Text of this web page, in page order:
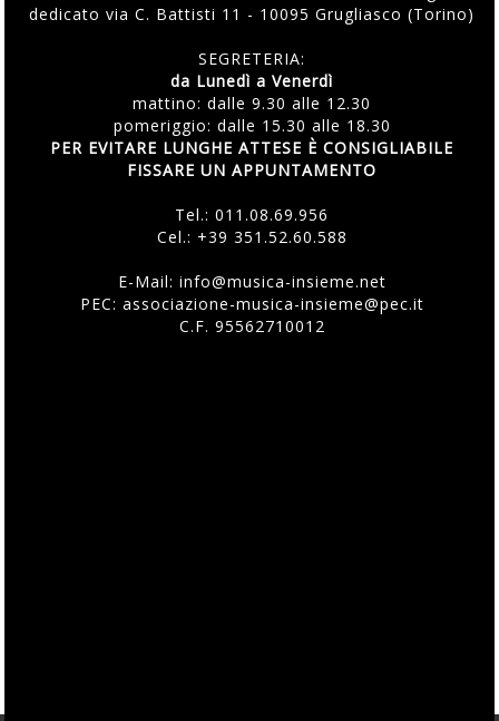
dedicato via C. Battisti 11 - 10095 Grugliasco (Torino)
SEGRETERIA:
da Lunedì a Venerdì
mattino: dalle 9.30 alle 12.30
pomeriggio: dalle 15.30 alle 18.30
PER EVITARE LUNGHE ATTESE È CONSIGLIABILE
FISSARE UN APPUNTAMENTO
Tel.:011.08.69.956
Cel.: +39 351.52.60.588
E-Mail: info@musica-insieme.net
PEC: associazione-musica-insieme@pec.it
C.F. 95562710012